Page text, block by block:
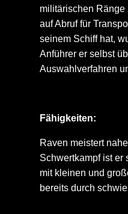
militärischen Ränge
auf Abruf für
seinem Schiff hat,
Anführer er selbst
Auswahlverfahren
Fähigkeiten:
Raven meistert
Schwertkampf ist er
mit kleinen und
bereits durch